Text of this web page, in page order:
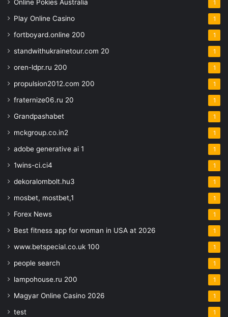
Online Pokies Australia 1
Play Online Casino 1
fortboyard.online 200 1
standwithukrainetour.com 20 1
oren-ldpr.ru 200 1
propulsion2012.com 200 1
fraternize06.ru 20 1
Grandpashabet 1
mckgroup.co.in2 1
adobe generative ai 1 1
1wins-ci.ci4 1
dekoralombolt.hu3 1
mosbet, mostbet,1 1
Forex News 1
Best fitness app for woman in USA at 2026 1
www.betspecial.co.uk 100 1
people search 1
lampohouse.ru 200 1
Magyar Online Casino 2026 1
test 1